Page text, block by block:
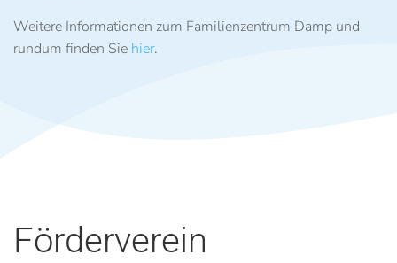
Weitere Informationen zum Familienzentrum Damp und
rundum finden Sie hier.
Förderverein